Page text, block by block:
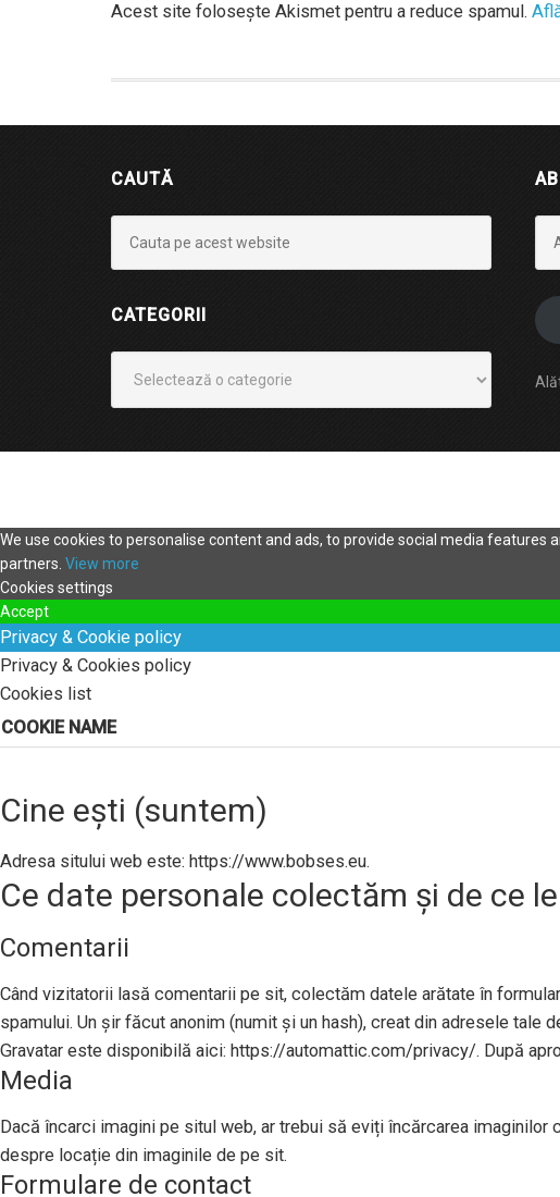
Acest site folosește Akismet pentru a reduce spamul.
CAUTĂ
CATEGORII
We use cookies to personalise content and ads, to provide social media
partners. View more
Cookies settings
Accept
Privacy & Cookie policy
Privacy & Cookies policy
Cookies list
COOKIE NAME
Cine ești (suntem)
Adresa sitului web este: https://www.bobses.eu.
Ce date personale colectăm și de ce
Comentarii
Când vizitatorii lasă comentarii pe sit, colectăm datele arătate în
spamului. Un șir făcut anonim (numit și un hash), creat din adresele
Gravatar este disponibilă aici: https://automattic.com/privacy/. După
Media
Dacă încarci imagini pe situl web, ar trebui să eviți încărcarea
despre locație din imaginile de pe sit.
Formulare de contact